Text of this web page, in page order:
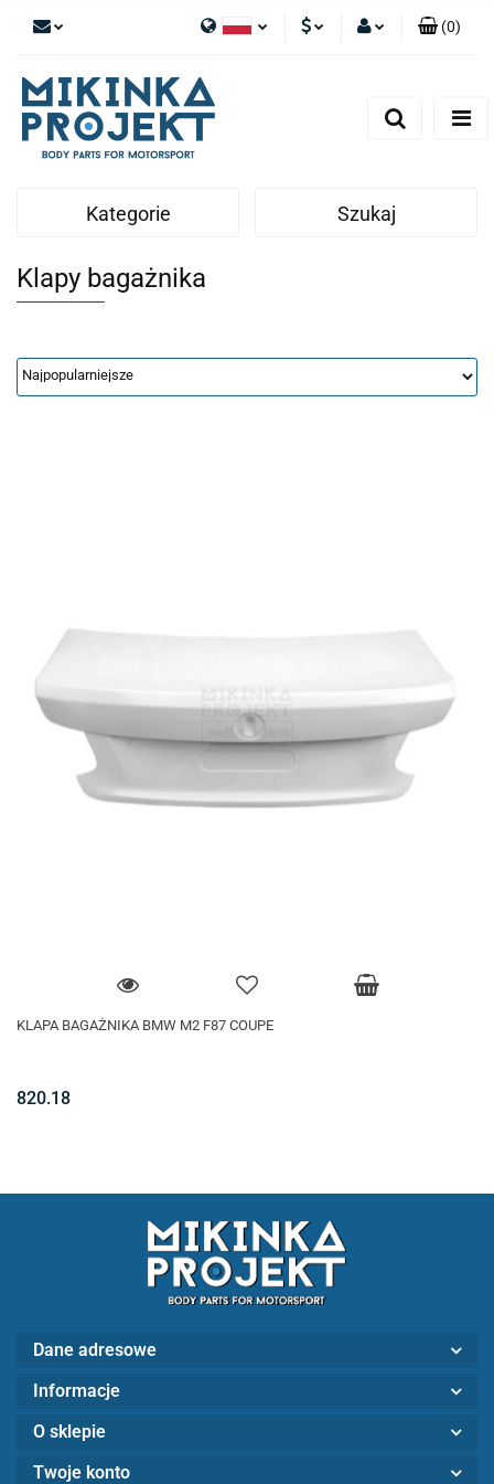
Polski
English
(0)
Kategorie Szukaj
Klapy bagażnika
KLAPA BAGAŻNIKA BMW M2 F87 COUPE
820.18
Dane adresowe
Informacje
O sklepie
Twoje konto